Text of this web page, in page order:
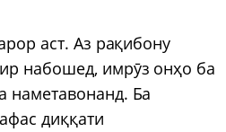
аст. Аз рақибону
набошед, имрӯз онҳо ба
наметавонанд. Ба
диққати